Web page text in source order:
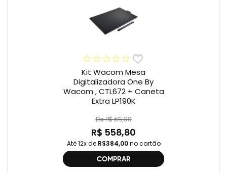
Kit Wacom Mesa
Digitalizadora One By
Wacom , CTL672 + Caneta
Extra LP190K
De R$ 675,00
R$ 558,80
Até 12x de R$384,00no cartão
COMPRAR